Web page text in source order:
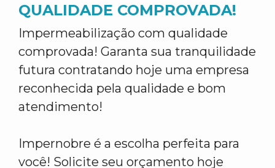
QUALIDADE COMPROVADA!
Impermeabilização com qualidade
comprovada! Garanta sua tranquilidade
futura contratando hoje uma empresa
reconhecida pela qualidade e bom
atendimento!
Impernobre é a escolha perfeita para
você! Solicite seu orçamento hoje